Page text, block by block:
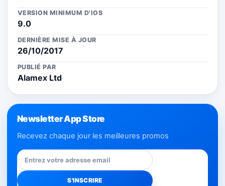
VERSION MINIMUM D'IOS
9.0
DERNIÈRE MISE À JOUR
26/10/2017
PUBLIÉ PAR
Alamex Ltd
Newsletter App Store
Recevez chaque jour les meilleures promos